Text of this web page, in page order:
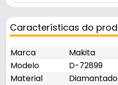
Características do
Marca
Makita
Modelo
D-72899
Material
Diamantado